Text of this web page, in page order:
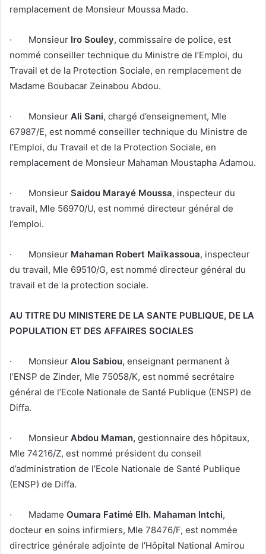
remplacement de Monsieur Moussa Mado.
· Monsieur Iro Souley, commissaire de police, est
nommé conseiller technique du Ministre de l’Emploi, du
Travail et de la Protection Sociale, en remplacement de
Madame Boubacar Zeinabou Abdou.
· Monsieur Ali Sani, chargé d’enseignement, Mle
67987/E, est nommé conseiller technique du Ministre de
l’Emploi, du Travail et de la Protection Sociale, en
remplacement de Monsieur Mahaman Moustapha Adamou.
· Monsieur Saidou Marayé Moussa, inspecteur du
travail, Mle 56970/U, est nommé directeur général de
l’emploi.
· Monsieur Mahaman Robert Maïkassoua, inspecteur
du travail, Mle 69510/G, est nommé directeur général du
travail et de la protection sociale.
AU TITRE DU MINISTERE DE LA SANTE PUBLIQUE, DE LA
POPULATION ET DES AFFAIRES SOCIALES
· Monsieur Alou Sabiou, enseignant permanent à
l’ENSP de Zinder, Mle 75058/K, est nommé secrétaire
général de l’Ecole Nationale de Santé Publique (ENSP) de
Diffa.
· Monsieur Abdou Maman, gestionnaire des hôpitaux,
Mle 74216/Z, est nommé président du conseil
d’administration de l’Ecole Nationale de Santé Publique
(ENSP) de Diffa.
· Madame Oumara Fatimé Elh. Mahaman Intchi,
docteur en soins infirmiers, Mle 78476/F, est nommée
directrice générale adjointe de l’Hôpital National Amirou